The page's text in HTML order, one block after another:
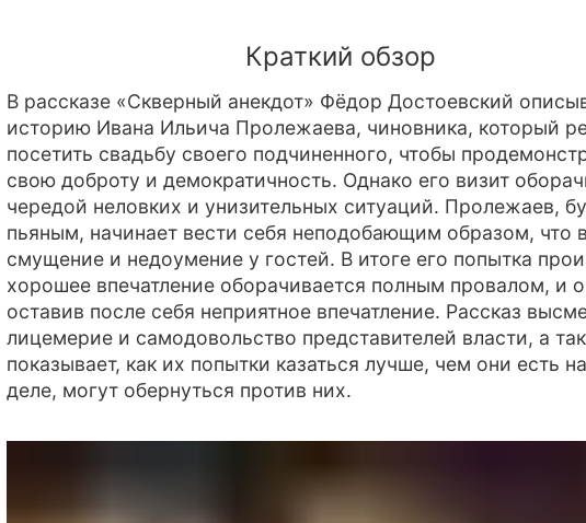
Краткий обзор
В рассказе «Скверный анекдот» Фёдор Достоевский
историю Ивана Ильича Пролежаева, чиновника, который
посетить свадьбу своего подчиненного, чтобы
свою доброту и демократичность. Однако его визит
чередой неловких и унизительных ситуаций. Пролежаев,
пьяным, начинает вести себя неподобающим образом, что
смущение и недоумение у гостей. В итоге его попытка
хорошее впечатление оборачивается полным провалом, и
оставив после себя неприятное впечатление. Рассказ
лицемерие и самодовольство представителей власти, а
показывает, как их попытки казаться лучше, чем они есть
деле, могут обернуться против них.